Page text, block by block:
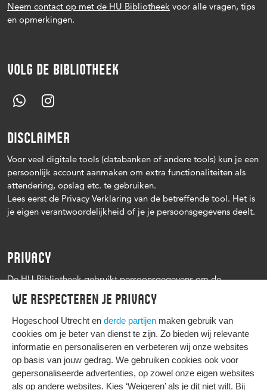
We respecteren je privacy
Hogeschool Utrecht en derde partijen maken gebruik van
cookies om je beter van dienst te zijn. Zo bieden wij relevante
informatie en personaliseren en verbeteren wij onze websites
op basis van jouw gedrag. We gebruiken cookies ook voor
gepersonaliseerde advertenties, op zowel onze eigen websites
als op andere websites. Kies ‘Weigeren’ als je dit niet wilt. Bij
Neem contact op met de HU Bibliotheek voor alle vragen, tips
en opmerkingen.
VOLG DE BIBLIOTHEEK
DISCLAIMER
Voor veel digitale tools (databanken of andere tools) kun je een
persoonlijk account aanmaken om extra functionaliteiten als
attendering, opslag etc. te gebruiken.
Lees eerst de Privacy Verklaring van de betreffende tool. Het is
je eigen verantwoordelijkheid of je je persoonsgegevens deelt.
PRIVACY
De HU Bibliotheek gebruikt persoonsgegevens om de
leenprocedure te kunnen uitvoeren, onder andere voor het
versturen van herinneringen en informatie over reserveringen.
Zie verder het Privacy statement Hogeschool Utrecht
HIER KOMT ALLES SAMEN